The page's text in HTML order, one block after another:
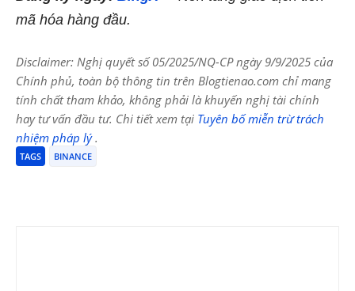
mã hóa hàng đầu.
Disclaimer: Nghị quyết số 05/2025/NQ-CP ngày 9/9/2025 của
Chính phủ, toàn bộ thông tin trên Blogtienao.com chỉ mang
tính chất tham khảo, không phải là khuyến nghị tài chính
hay tư vấn đầu tư. Chi tiết xem tại Tuyên bố miễn trừ trách
nhiệm pháp lý.
TAGS BINANCE